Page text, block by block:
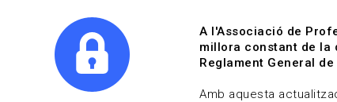
A l'Associació de
millora constant de la
Reglament General
Amb aquesta